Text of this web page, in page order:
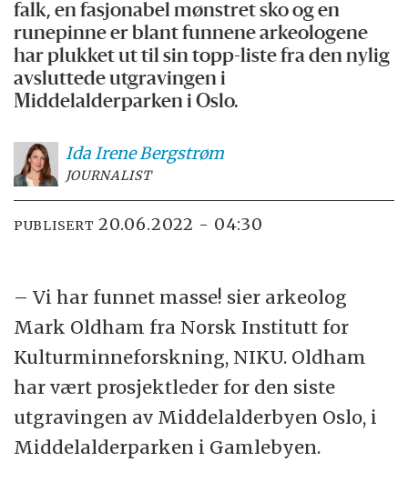
falk, en fasjonabel mønstret sko og en
runepinne er blant funnene arkeologene
har plukket ut til sin topp-liste fra den nylig
avsluttede utgravingen i
Middelalderparken i Oslo.
Ida IreneBergstrøm
JOURNALIST
PUBLISERT 20.06.2022 - 04:30
– Vi har funnet masse! sier arkeolog
Mark Oldham fra Norsk Institutt for
Kulturminneforskning, NIKU. Oldham
har vært prosjektleder for den siste
utgravingen av Middelalderbyen Oslo, i
Middelalderparken i Gamlebyen.